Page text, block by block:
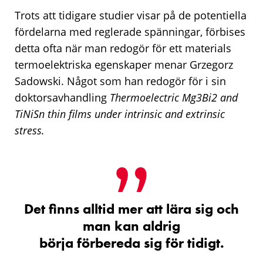
Trots att tidigare studier visar på de potentiella
fördelarna med reglerade spänningar, förbises
detta ofta när man redogör för ett materials
termoelektriska egenskaper menar Grzegorz
Sadowski. Något som han redogör för i sin
doktorsavhandling Thermoelectric Mg3Bi2 and
TiNiSn thin films under intrinsic and extrinsic
stress.
Det finns alltid mer att lära sig och
man kan aldrig
börja förbereda sig för tidigt.